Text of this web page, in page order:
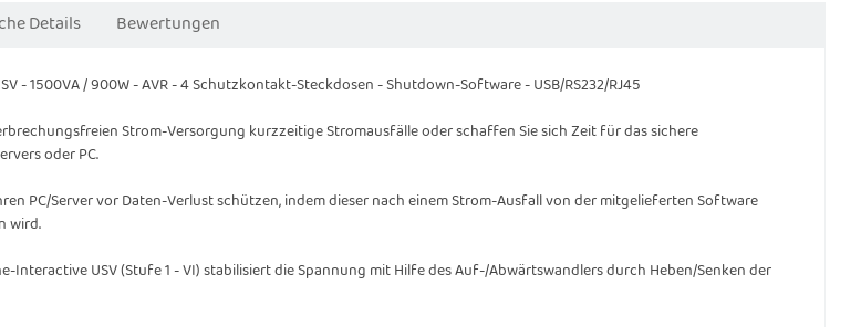
Details Bewertungen
- 1500VA / 900W - AVR - 4 Schutzkontakt-Steckdosen - Shutdown-Software - USB/RS232/RJ45
Strom-Versorgung kurzzeitige Stromausfälle oder schaffen Sie sich Zeit für das sichere
oder PC.
PC/Server vor Daten-Verlust schützen, indem dieser nach einem Strom-Ausfall von der mitgelieferten Software
wird.
Interactive USV (Stufe 1 - VI) stabilisiert die Spannung mit Hilfe des Auf-/Abwärtswandlers durch Heben/Senken der